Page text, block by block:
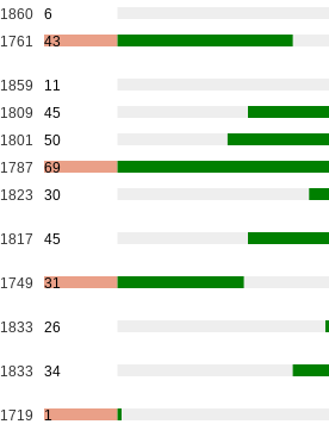
1860
6
1761 43
1859
11
1809
45
1801
50
1787
69
1823 30
1817 45
1749 31
1833 26
1833 34
1719 1